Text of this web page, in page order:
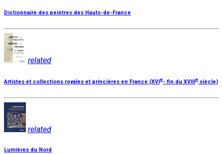
Dictionnaire des peintres des Hauts-de-France
related
Artistes et collections royales et princières en France (XVI e- fin du XVIII e siècle)
related
Lumières du Nord